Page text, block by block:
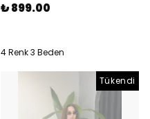
₺ 899.00
4 Renk 3 Beden
Tükendi